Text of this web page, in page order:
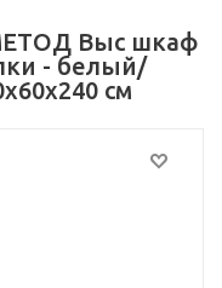
МЕТОД Выс шкаф
- белый/
см